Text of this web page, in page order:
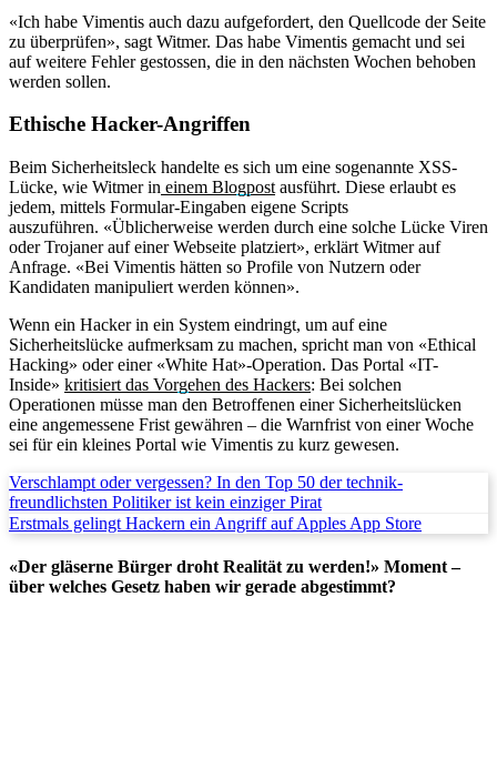
«Ich habe Vimentis auch dazu aufgefordert, den Quellcode der Seite
zu überprüfen», sagt Witmer. Das habe Vimentis gemacht und sei
auf weitere Fehler gestossen, die in den nächsten Wochen behoben
werden sollen.
Ethische Hacker-Angriffen
Beim Sicherheitsleck handelte es sich um eine sogenannte XSS-
Lücke, wie Witmer in einem Blogpost ausführt. Diese erlaubt es
jedem, mittels Formular-Eingaben eigene Scripts
auszuführen. «Üblicherweise werden durch eine solche Lücke Viren
oder Trojaner auf einer Webseite platziert», erklärt Witmer auf
Anfrage. «Bei Vimentis hätten so Profile von Nutzern oder
Kandidaten manipuliert werden können».
Wenn ein Hacker in ein System eindringt, um auf eine
Sicherheitslücke aufmerksam zu machen, spricht man von «Ethical
Hacking» oder einer «White Hat»-Operation. Das Portal «IT-
Inside» kritisiert das Vorgehen des Hackers: Bei solchen
Operationen müsse man den Betroffenen einer Sicherheitslücken
eine angemessene Frist gewähren – die Warnfrist von einer Woche
sei für ein kleines Portal wie Vimentis zu kurz gewesen.
Verschlampt oder vergessen? In den Top 50 der technik-
freundlichsten Politiker ist kein einziger Pirat
Erstmals gelingt Hackern ein Angriff auf Apples App Store
«Der gläserne Bürger droht Realität zu werden!» Moment –
über welches Gesetz haben wir gerade abgestimmt?